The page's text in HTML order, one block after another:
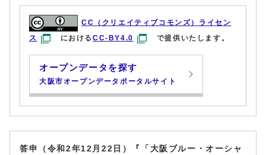
CC（クリエイティブコモンズ）ライセン
ス
におけるCC-BY4.0 で提供いたします。
オープンデータを探す
大阪市オープンデータポータルサイト
答申（令和2年12月22日）『「大阪ブルー・オーシャ